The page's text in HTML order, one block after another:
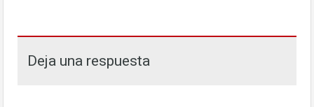
Deja una respuesta